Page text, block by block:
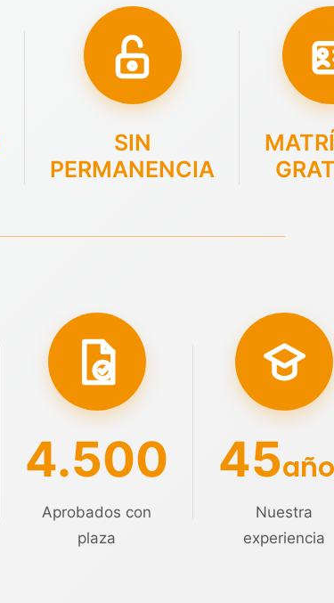
SIN
PERMANENCIA
4.500
Aprobados con
plaza
45
Nuestra
experiencia